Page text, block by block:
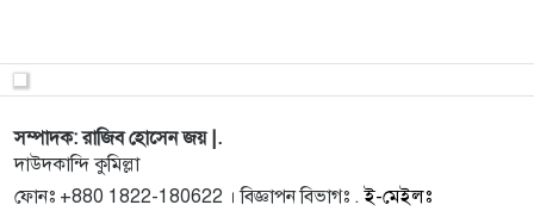
পুতিন-কিমের সঙ্গে চুক্তি চান ট্রাম্প
9
অ্যাম্বুলেন্সে ভারতীয় ১১৭ বোতল হুইস্কি, পরশুরামে আটক
২
10
সম্পাদক: রাজিব হোসেন জয় |.
দাউদকান্দি কুমিল্লা
ফোনঃ +880 1822-180622 । বিজ্ঞাপন বিভাগঃ .ই-মেইলঃ